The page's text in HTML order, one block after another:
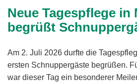
Neue Tagespflege in
begrüßt
Am 2. Juli 2026 durfte die
ersten Schnuppergäste begrüßen.
war dieser Tag ein besonderer